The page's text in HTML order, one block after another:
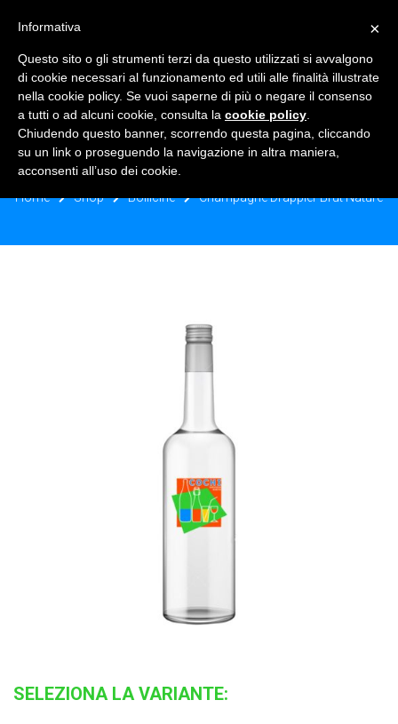
CHAMPAGNE DRAPPIER BRUT
NATURE
Home Shop Bollicine Champagne Drappier Brut Nature
SELEZIONA LA VARIANTE:
×
Informativa
Questo sito o gli strumenti terzi da questo utilizzati si avvalgono
di cookie necessari al funzionamento ed utili alle finalità illustrate
nella cookie policy. Se vuoi saperne di più o negare il consenso
a tutti o ad alcuni cookie, consulta la cookie policy
Chiudendo questo banner, scorrendo questa pagina, cliccando
su un link o proseguendo la navigazione in altra maniera,
acconsenti all’uso dei cookie.